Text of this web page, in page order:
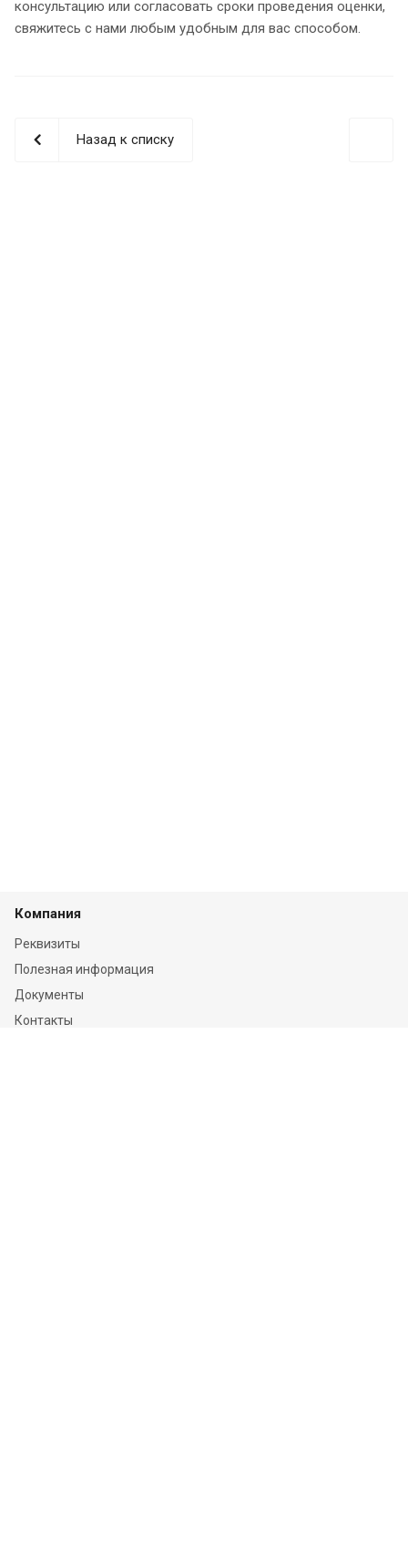
консультацию или согласовать сроки проведения оценки,
свяжитесь с нами любым удобным для вас способом.
Назад к списку
Компания
Реквизиты
Полезная информация
Документы
Контакты